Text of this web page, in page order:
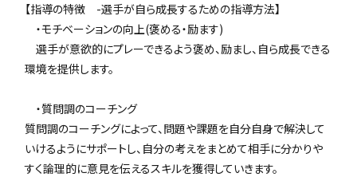
【指導の特徴 -選手が自ら成長するための指導方法】
・モチベーションの向上(褒める・励ます)
選手が意欲的にプレーできるよう褒め、励まし、自ら成長できる
環境を提供します。
・質問調のコーチング
質問調のコーチングによって、問題や課題を自分自身で解決して
いけるようにサポートし、自分の考えをまとめて相手に分かりや
すく論理的に意見を伝えるスキルを獲得していきます。